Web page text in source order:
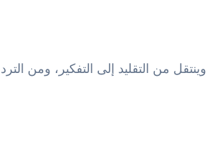
من التقليد إلى التفكير، ومن